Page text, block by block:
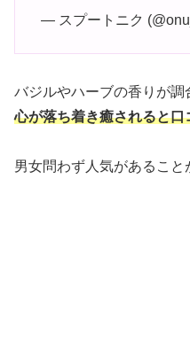
— スプートニク
バジルやハーブの香りが調
心が落ち着き癒されると口
男女問わず人気があること